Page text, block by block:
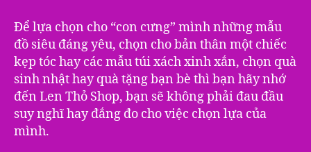
Để lựa chọn cho “con cưng” mình những mẫu
đồ siêu đáng yêu, chọn cho bản thân một chiếc
kẹp tóc hay các mẫu túi xách xinh xắn, chọn quà
sinh nhật hay quà tặng bạn bè thì bạn hãy nhớ
đến Len Thỏ Shop, bạn sẽ không phải đau đầu
suy nghĩ hay đắng đo cho việc chọn lựa của
mình.